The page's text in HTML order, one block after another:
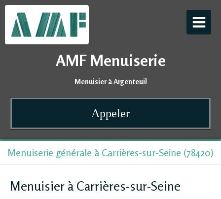
AMF Menuiserie
Menuisier à Argenteuil
Appeler
Menuiserie générale à Carrières-sur-Seine (78420)
Menuisier à Carrières-sur-Seine